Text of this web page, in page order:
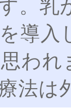
。乳
導入
わ
法は